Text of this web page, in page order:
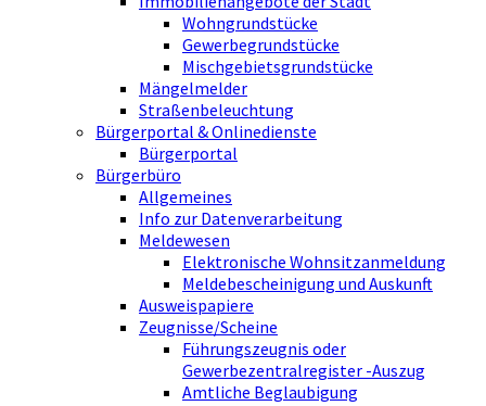
Wohngrundstücke
Gewerbegrundstücke
Mischgebietsgrundstücke
Mängelmelder
Straßenbeleuchtung
Bürgerportal & Onlinedienste
Bürgerportal
Bürgerbüro
Allgemeines
Info zur Datenverarbeitung
Meldewesen
Elektronische Wohnsitzanmeldung
Meldebescheinigung und Auskunft
Ausweispapiere
Zeugnisse/Scheine
Führungszeugnis oder
Gewerbezentralregister -Auszug
Amtliche Beglaubigung